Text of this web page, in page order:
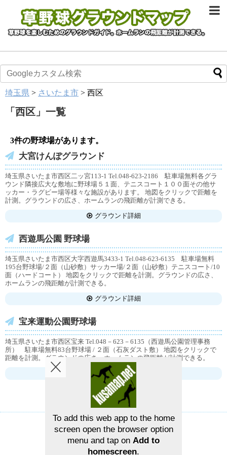
埼玉県 > さいたま市 > 西区
「 西区 」 一覧
3件の野球場があります。
大宮けんぽグラウンド
埼玉県さいたま市西区二ッ宮113-1 Tel.048-623-2186 駐車場無料各グラ
ウンド隣接広大な敷地に野球場５１面、テニスコート１００面その他サ
ッカー・ラグビー場等様々な施設があります。 地図をクリックで距離を
計測。グラウンドの広さ、ホームランの飛距離が計測できる。
グラウンド詳細
西遊馬公園 野球場
埼玉県さいたま市西区大字西遊馬3433-1 Tel.048-623-6135 駐車場無料
195台野球場/２面（山砂敷）サッカー場/２面（山砂敷）テニスコート/10
面（ハードコート） 地図をクリックで距離を計測。グラウンドの広さ、
ホームランの飛距離が計測できる。
グラウンド詳細
宝来運動公園野球場
埼玉県さいたま市西区宝来 Tel.048－623－6135（西遊馬公園管理事務
所） 駐車場無料83台野球場 / ２面（石灰ダスト敷） 地図をクリックで
距離を計測。グラウンドの広さ、ホームランの飛距離が計測できる。
グラウンド詳細
草野球グラウンドマップ お問い合せ
草野球グラウンドマップ
To add this web app to the home
screen open the browser option
menu and tap on Add to
homescreen.